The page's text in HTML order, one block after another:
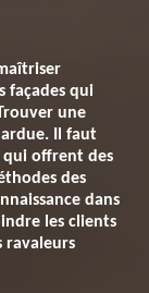
façades qui
une
Il faut
qui offrent des
des
dans
les clients
ravaleurs